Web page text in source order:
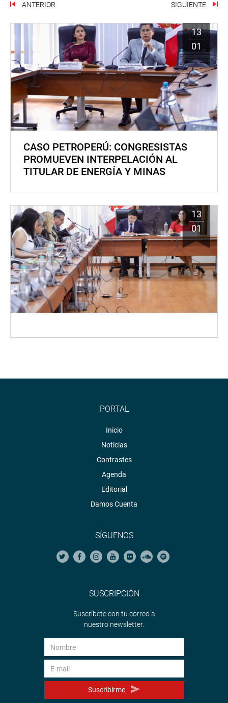
ANTERIOR SIGUIENTE
13
01
CASO PETROPERÚ: CONGRESISTAS
PROMUEVEN INTERPELACIÓN AL
TITULAR DE ENERGÍA Y MINAS
13
01
PORTAL
Inicio
Noticias
Contrastes
Agenda
Editorial
Damos Cuenta
SÍGUENOS
SUSCRIPCIÓN
Suscríbete con tu correo a
nuestro newsletter.
Suscribirme